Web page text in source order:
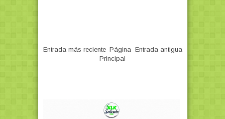
Entrada más reciente Entrada antigua
Página
Principal